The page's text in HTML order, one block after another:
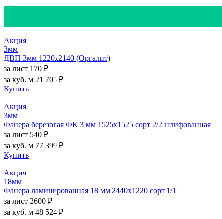
Акция
3мм
ДВП 3мм 1220х2140 (Оргалит)
за лист 170 ₽
за куб. м 21 705 ₽
Купить
Акция
3мм
Фанера березовая ФК 3 мм 1525х1525 сорт 2/2 шлифованная
за лист 540 ₽
за куб. м 77 399 ₽
Купить
Акция
18мм
Фанера ламинированная 18 мм 2440х1220 сорт 1/1
за лист 2600 ₽
за куб. м 48 524 ₽